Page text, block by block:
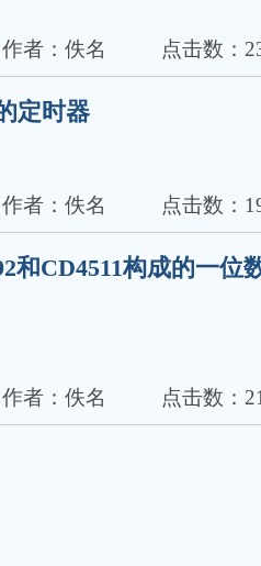
作者：佚名 点击数：
定时器
作者：佚名 点击数：
和CD4511构成的一位
作者：佚名 点击数：